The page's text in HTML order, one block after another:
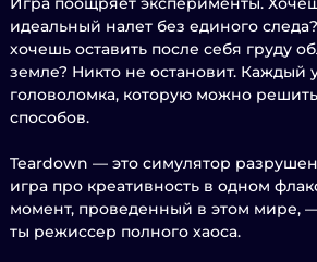
идеальный налет без единого
хочешь оставить после себя груду
земле? Никто не остановит. Каждый
головоломка, которую можно
способов.
Teardown — это симулятор
игра про креативность в одном
момент, проведенный в этом мире, —
ты режиссер полного хаоса.